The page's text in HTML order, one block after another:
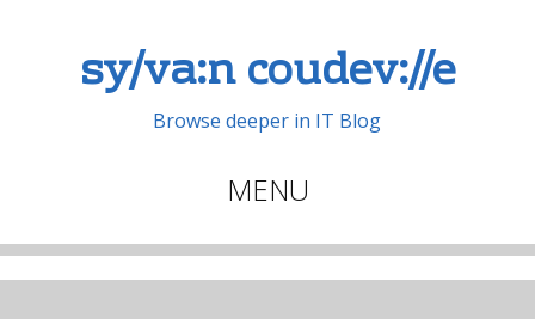
sy/va:n coudev://e
Browse deeper in IT Blog
MENU
Aller